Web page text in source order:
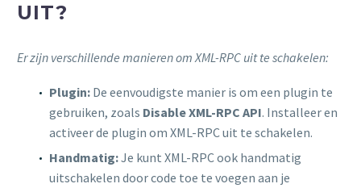
UIT?
Er zijn verschillende manieren om XML-RPC uit te schakelen:
Plugin: De eenvoudigste manier is om een plugin te
gebruiken, zoals Disable XML-RPC API. Installeer en
activeer de plugin om XML-RPC uit te schakelen.
Handmatig:Je kunt XML-RPC ook handmatig
uitschakelen door code toe te voegen aan je